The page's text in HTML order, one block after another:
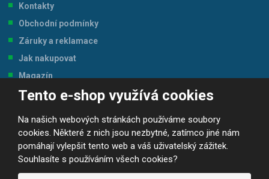
Tento e-shop využívá cookies
Na našich webových stránkách používáme soubory
cookies. Některé z nich jsou nezbytné, zatímco jiné nám
pomáhají vylepšit tento web a váš uživatelský zážitek.
Souhlasíte s používáním všech cookies?
Kontakty
Obchodní podmínky
Záruky a reklamace
Jak nakupovat
Magazín
Tabulka velikostí
© 2026, JP-SPORT.CZ SPORTOVNÍ POTŘEBY
Prohlášení o přístupnosti |Mapa stránek ||GDPR